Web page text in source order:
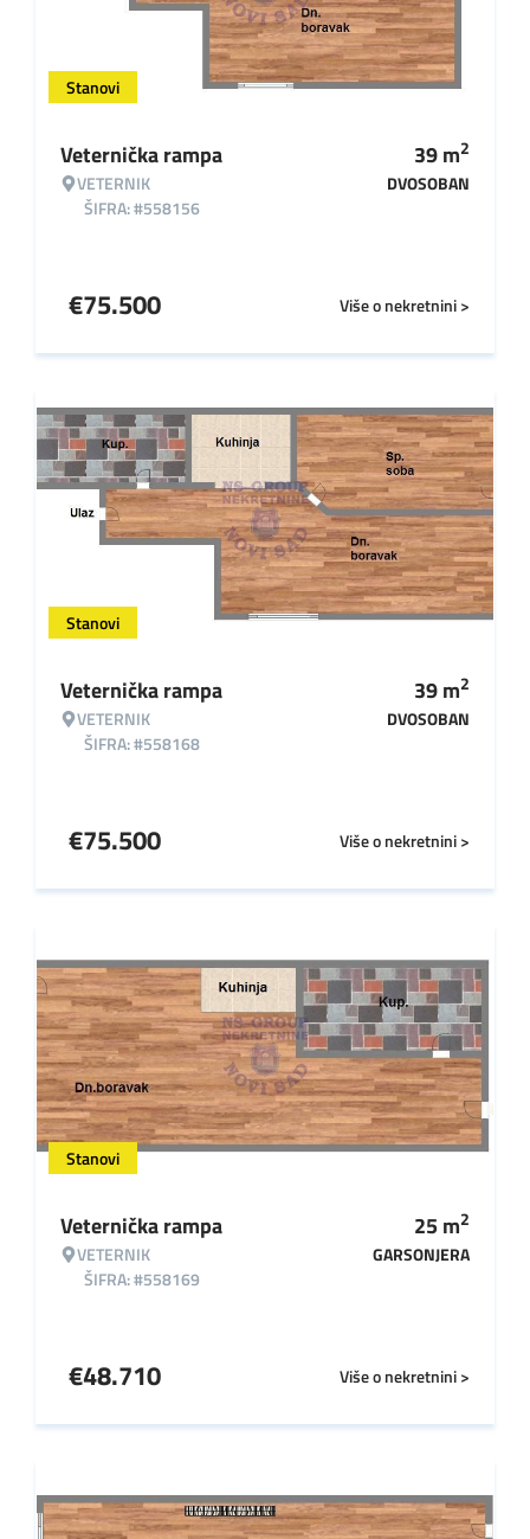
Stanovi
Veternička rampa
VETERNIK
ŠIFRA: #558156
39m2
DVOSOBAN
Više o nekretnini >
€75.500
Stanovi
Veternička rampa
VETERNIK
ŠIFRA: #558168
39m2
DVOSOBAN
Više o nekretnini >
€75.500
Stanovi
Veternička rampa
VETERNIK
ŠIFRA: #558169
25m2
GARSONJERA
Više o nekretnini >
€48.710